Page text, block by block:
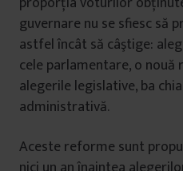
guvernare nu se sfiesc să
astfel încât să câştige:
cele parlamentare, o
alegerile legislative, ba
administrativă.
Aceste reforme sunt